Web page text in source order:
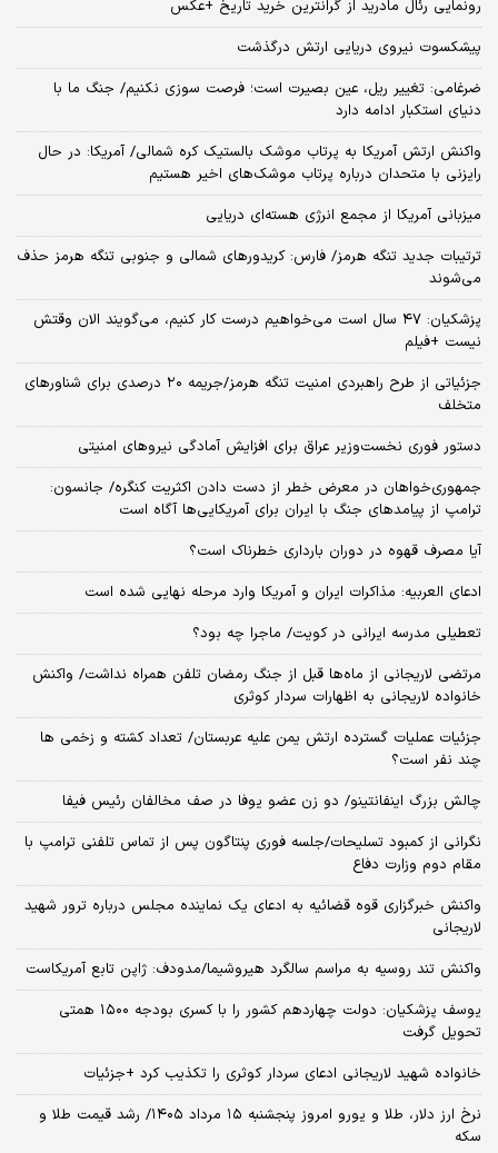
رونمایی رئال مادرید از گرانترین خرید تاریخ +عکس
پیشکسوت نیروی دریایی ارتش درگذشت
ضرغامی: تغییر ریل، عین بصیرت است؛ فرصت سوزی نکنیم/ جنگ ما با
دنیای استکبار ادامه دارد
واکنش ارتش آمریکا به پرتاب موشک بالستیک کره شمالی/ آمریکا: در حال
رایزنی با متحدان درباره پرتاب موشک‌های اخیر هستیم
میزبانی آمریکا از مجمع انرژی هسته‌ای دریایی
ترتیبات جدید تنگه هرمز/ فارس: کریدورهای شمالی و جنوبی تنگه هرمز حذف
می‌شوند
پزشکیان: ۴۷ سال است می‌خواهیم درست کار کنیم، می‌گویند الان وقتش
نیست +فیلم
جزئیاتی از طرح راهبردی امنیت تنگه هرمز/جریمه ۲۰ درصدی برای شناورهای
متخلف
دستور فوری نخست‌وزیر عراق برای افزایش آمادگی نیروهای امنیتی
جمهوری‌خواهان در معرض خطر از دست دادن اکثریت کنگره/ جانسون:
ترامپ از پیامدهای جنگ با ایران برای آمریکایی‌ها آگاه است
آیا مصرف قهوه در دوران بارداری خطرناک است؟
ادعای العربیه: مذاکرات ایران و آمریکا وارد مرحله نهایی شده است
تعطیلی مدرسه ایرانی در کویت/ ماجرا چه بود؟
مرتضی لاریجانی از ماه‌ها قبل از جنگ رمضان تلفن همراه نداشت/ واکنش
خانواده لاریجانی به اظهارات سردار کوثری
جزئیات عملیات گسترده ارتش یمن علیه عربستان/ تعداد کشته و زخمی ها
چند نفر است؟
چالش بزرگ اینفانتینو/ دو زن عضو یوفا در صف مخالفان رئیس فیفا
نگرانی از کمبود تسلیحات/جلسه فوری پنتاگون پس از تماس تلفنی ترامپ با
مقام دوم وزارت دفاع
واکنش خبرگزاری قوه قضائیه به ادعای یک نماینده مجلس درباره ترور شهید
لاریجانی
واکنش تند روسیه به مراسم سالگرد هیروشیما/مدودف: ژاپن تابع آمریکاست
یوسف پزشکیان: دولت چهاردهم کشور را با کسری بودجه ۱۵۰۰ همتی
تحویل گرفت
خانواده شهید لاریجانی ادعای سردار کوثری را تکذیب کرد +جزئیات
نرخ ارز دلار، طلا و یورو امروز پنجشنبه ۱۵ مرداد ۱۴۰۵/ رشد قیمت طلا و
سکه